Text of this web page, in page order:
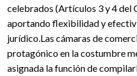
celebrados (Artículos 3 y 4 del
aportando flexibilidad y
jurídico.Las cámaras de
protagónico en la costumbre
asignada la función de